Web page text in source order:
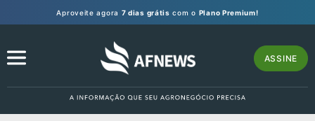
Aproveite agora 7 dias grátis com o Plano Premium!
ASSINE